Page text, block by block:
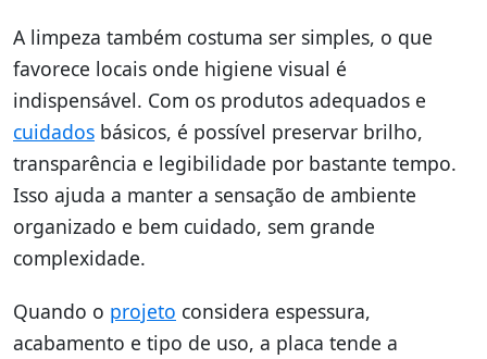
A limpeza também costuma ser simples, o que
favorece locais onde higiene visual é
indispensável. Com os produtos adequados e
cuidados básicos, é possível preservar brilho,
transparência e legibilidade por bastante tempo.
Isso ajuda a manter a sensação de ambiente
organizado e bem cuidado, sem grande
complexidade.
Quando o projeto considera espessura,
acabamento e tipo de uso, a placa tende a